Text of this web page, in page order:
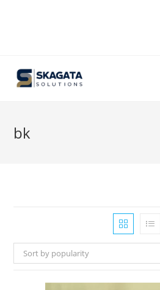
bk
Sort by popularity